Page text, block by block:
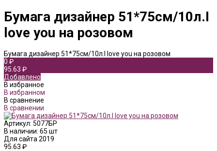
Бумага дизайнер 51*75см/10л.I
love you на розовом
Бумага дизайнер 51*75см/10л.I love you на розовом
0 ₽
95.63 ₽
Добавлено
В избранное
В избранном
В сравнение
В сравнении
Артикул: 5077БР
В наличии: 65 шт
Для сайта 2019
95.63 ₽